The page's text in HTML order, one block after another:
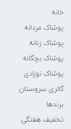
خانه
پوشاک مردانه
پوشاک زنانه
پوشاک بچگانه
پوشاک نوزادی
گالری سروستان
برندها
تخفیف هفتگی